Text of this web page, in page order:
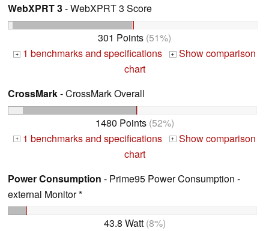
WebXPRT 3- WebXPRT 3 Score
301 Points (51%)
+ 1 benchmarks and specifications + Show comparison
chart
CrossMark- CrossMark Overall
1480 Points(52%)
+ 1 benchmarks and specifications + Show comparison
chart
Power Consumption - Prime95 Power Consumption -
external Monitor *
43.8 Watt(8%)